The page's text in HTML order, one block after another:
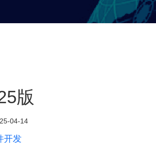
企业经营
商业行情
版
04-14
开发